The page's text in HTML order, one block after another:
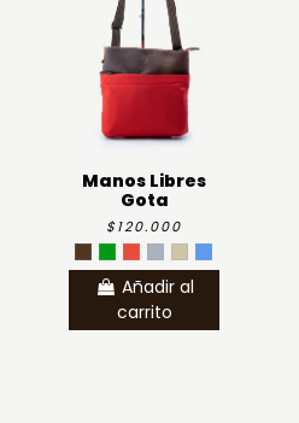
Manos Libres
Gota
$120.000
Añadir al
carrito